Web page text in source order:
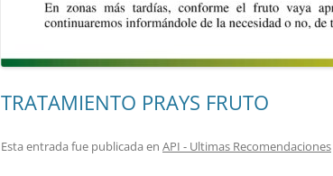
TRATAMIENTO PRAYS FRUTO
Esta entrada fue publicada en API - Ultimas Recomendaciones